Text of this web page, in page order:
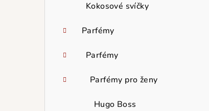
Kokosové svíčky
Parfémy
Parfémy
Parfémy pro ženy
Hugo Boss